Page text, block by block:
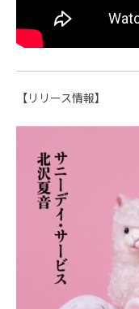
【リリース情報】